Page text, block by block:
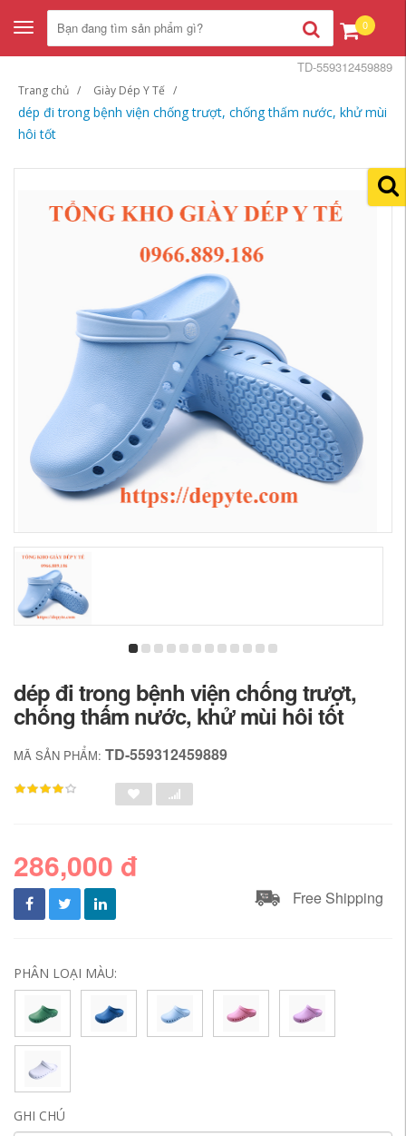
Toggle
navigation
0
Trang chủ Giày Dép Y Tế
dép đi trong bệnh viện chống trượt, chống thấm nước, khử mùi
hôi tốt
TD-559312459889
dép đi trong bệnh viện chống trượt,
chống thấm nước, khử mùi hôi tốt
MÃ SẢN PHẨM: TD-559312459889
286,000 đ
Free Shipping
PHÂN LOẠI MÀU:
GHI CHÚ